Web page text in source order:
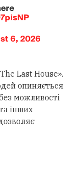
6, 2026
Last House».
опиняється
можливості
інших